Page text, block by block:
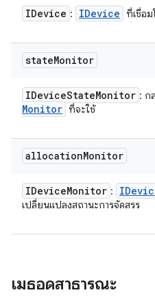
IDevice : IDevice ที่เชื่อม
stateMonitor
IDeviceStateMonitor : ก
Monitor ที่จะใช้
allocationMonitor
IDeviceMonitor :
เปลี่ยนแปลงสถานะการจัดสรร
เมธอดสาธารณะ